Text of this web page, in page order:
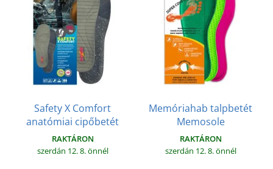
Safety X Comfort
anatómiai cipőbetét
RAKTÁRON
szerdán 12. 8.önnél
Memóriahab talpbetét
Memosole
RAKTÁRON
szerdán 12. 8.önnél